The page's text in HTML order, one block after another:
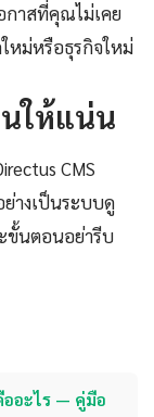
กาสที่คุณไม่เคย
หม่หรือธุรกิจใหม่
ให้แน่น
CMS
ย่างเป็นระบบดู
ขั้นตอนอย่ารีบ
อะไร — คู่มือ